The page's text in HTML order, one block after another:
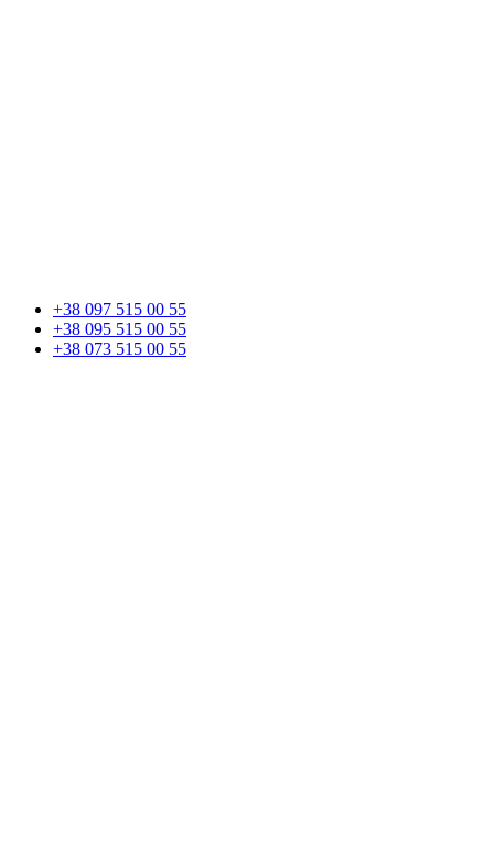
+38 097 515 00 55
+38 095 515 00 55
+38 073 515 00 55